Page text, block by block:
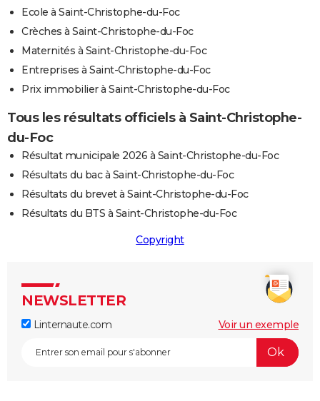
Ecole à Saint-Christophe-du-Foc
Crèches à Saint-Christophe-du-Foc
Maternités à Saint-Christophe-du-Foc
Entreprises à Saint-Christophe-du-Foc
Prix immobilier à Saint-Christophe-du-Foc
Tous les résultats officiels à Saint-Christophe-
du-Foc
Résultat municipale 2026 à Saint-Christophe-du-Foc
Résultats du bac à Saint-Christophe-du-Foc
Résultats du brevet à Saint-Christophe-du-Foc
Résultats du BTS à Saint-Christophe-du-Foc
Copyright
NEWSLETTER
Linternaute.com Voir un exemple